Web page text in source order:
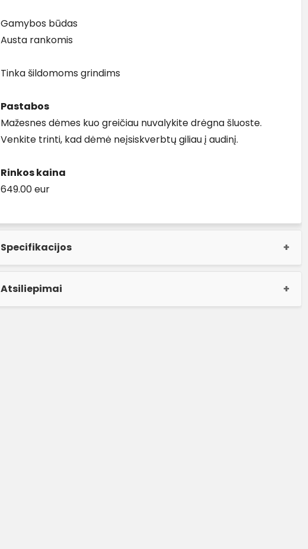
Gamybos būdas
Austa rankomis
Tinka šildomoms grindims
Pastabos
Mažesnes dėmes kuo greičiau nuvalykite drėgna šluoste.
Venkite trinti, kad dėmė neįsiskverbtų giliau į audinį.
Rinkos kaina
649.00 eur
Specifikacijos
Atsiliepimai